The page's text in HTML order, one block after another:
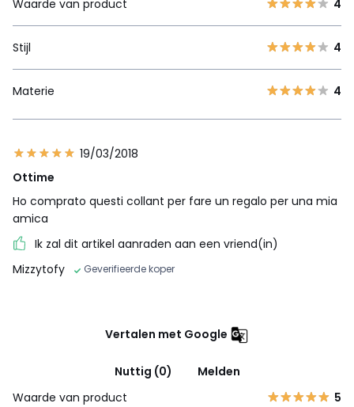
Waarde van product
4
Stijl 4
Materie 4
19/03/2018
Ottime
Ho comprato questi collant per fare un regalo per una mia
amica
Ik zal dit artikel aanraden aan een vriend(in)
Mizzytofy
Geverifieerde koper
Vertalen met Google
Nuttig (0)
Melden
Waarde van product
5